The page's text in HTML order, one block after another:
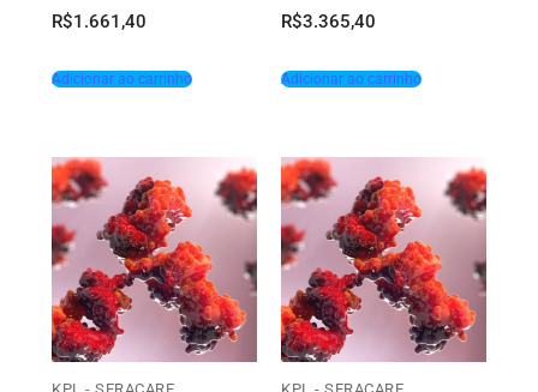
R$1.661,40
Adicionar ao carrinho
R$3.365,40
Adicionar ao carrinho